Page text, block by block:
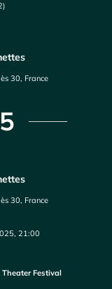
30, France
30, France
21:00
Festival